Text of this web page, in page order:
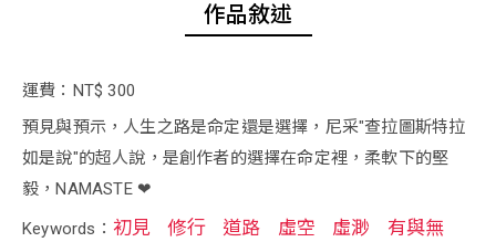
作品敘述
運費：NT$ 300
預見與預示，人生之路是命定還是選擇，尼采"查拉圖斯特拉
如是說"的超人說，是創作者的選擇在命定裡，柔軟下的堅
毅，NAMASTE ❤
Keywords： 初見 修行 道路 虛空 虛渺
有與無